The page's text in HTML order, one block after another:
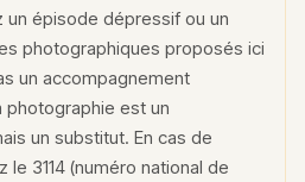
un épisode dépressif ou un
photographiques proposés ici
un accompagnement
photographie est un
un substitut. En cas de
3114 (numéro national de